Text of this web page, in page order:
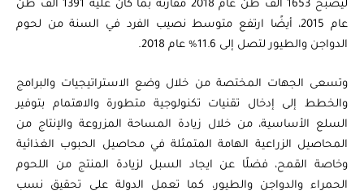
ليصبح 1653 ألف طن عام 2018 مقارنة بما كان عليه 1391 ألف طن
عام 2015، أيضًا ارتفع متوسط نصيب الفرد في السنة من لحوم
الدواجن والطيور لتصل إلى 11.6% عام 2018.
وتسعى الجهات المختصة من خلال وضع الاستراتيجيات والبرامج
والخطط إلى إدخال تقنيات تكنولوجية متطورة والاهتمام بتوفير
السلع الأساسية، من خلال زيادة المساحة المزروعة والإنتاج من
المحاصيل الزراعية الهامة المتمثلة في محاصيل الحبوب الغذائية
وخاصة القمح، فضلًا عن ايجاد السبل لزيادة المنتج من اللحوم
الحمراء والدواجن والطيور، كما تعمل الدولة على تحقيق نسب